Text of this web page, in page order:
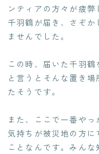
ンティアの方々が疲
千羽鶴が届き、さぞ
ませんでした。
この時、届いた千羽
と言うとそんな置き
たそうです。
また、ここで一番や
気持ちが被災地の方に
ことなんです。みん